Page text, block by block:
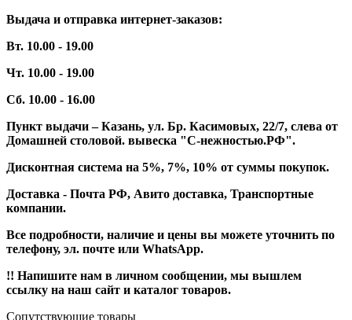
Выдача и отправка интернет-заказов:
Вт. 10.00 - 19.00
Чт. 10.00 - 19.00
Сб. 10.00 - 16.00
Пункт выдачи – Казань, ул. Бр. Касимовых, 22/7, слева от
Домашней столовой. вывеска "С-нежностью.РФ".
Дисконтная система на 5%, 7%, 10% от суммы покупок.
Доставка - Почта РФ, Авито доставка, Транспортные
компании.
Все подробности, наличие и цены вы можете уточнить по
телефону, эл. почте или WhatsApp.
!! Напишите нам в личном сообщении, мы вышлем
ссылку на наш сайт и каталог товаров.
Сопутствующие товары